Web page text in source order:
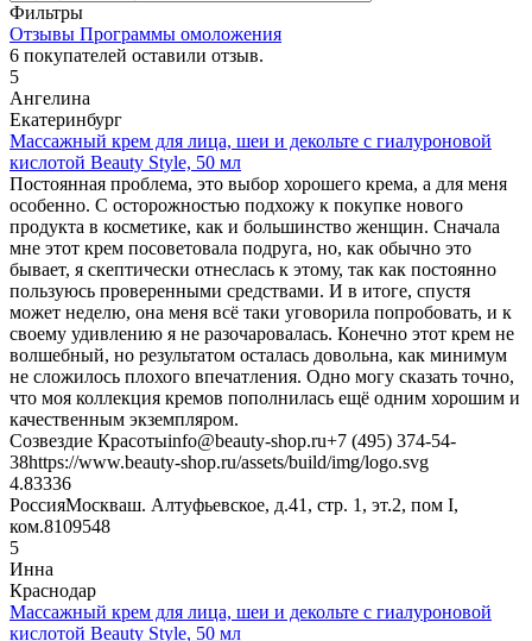
Фильтры
Отзывы Программы омоложения
6 покупателей оставили отзыв.
5
Ангелина
Екатеринбург
Массажный крем для лица, шеи и декольте с гиалуроновой
кислотой Beauty Style, 50 мл
Постоянная проблема, это выбор хорошего крема, а для меня
особенно. С осторожностью подхожу к покупке нового
продукта в косметике, как и большинство женщин. Сначала
мне этот крем посоветовала подруга, но, как обычно это
бывает, я скептически отнеслась к этому, так как постоянно
пользуюсь проверенными средствами. И в итоге, спустя
может неделю, она меня всё таки уговорила попробовать, и к
своему удивлению я не разочаровалась. Конечно этот крем не
волшебный, но результатом осталась довольна, как минимум
не сложилось плохого впечатления. Одно могу сказать точно,
что моя коллекция кремов пополнилась ещё одним хорошим и
качественным экземпляром.
Созвездие Красотыinfo@beauty-shop.ru+7 (495) 374-54-
38https://www.beauty-shop.ru/assets/build/img/logo.svg
4.83336
РоссияМоскваш. Алтуфьевское, д.41, стр. 1, эт.2, пом I,
ком.8109548
5
Инна
Краснодар
Массажный крем для лица, шеи и декольте с гиалуроновой
кислотой Beauty Style, 50 мл